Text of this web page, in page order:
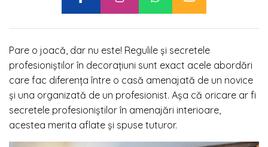
Pare o joacă, dar nu este! Regulile și secretele
profesioniștilor în decorațiuni sunt exact acele abordări
care fac diferența între o casă amenajată de un novice
și una organizată de un profesionist. Așa că oricare ar fi
secretele profesioniștilor în amenajări interioare,
acestea merita aflate și spuse tuturor.